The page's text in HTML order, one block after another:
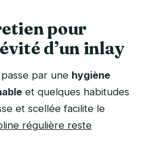
pour
d’un inlay
par une hygiène
et quelques habitudes
et scellée facilite le
régulière reste